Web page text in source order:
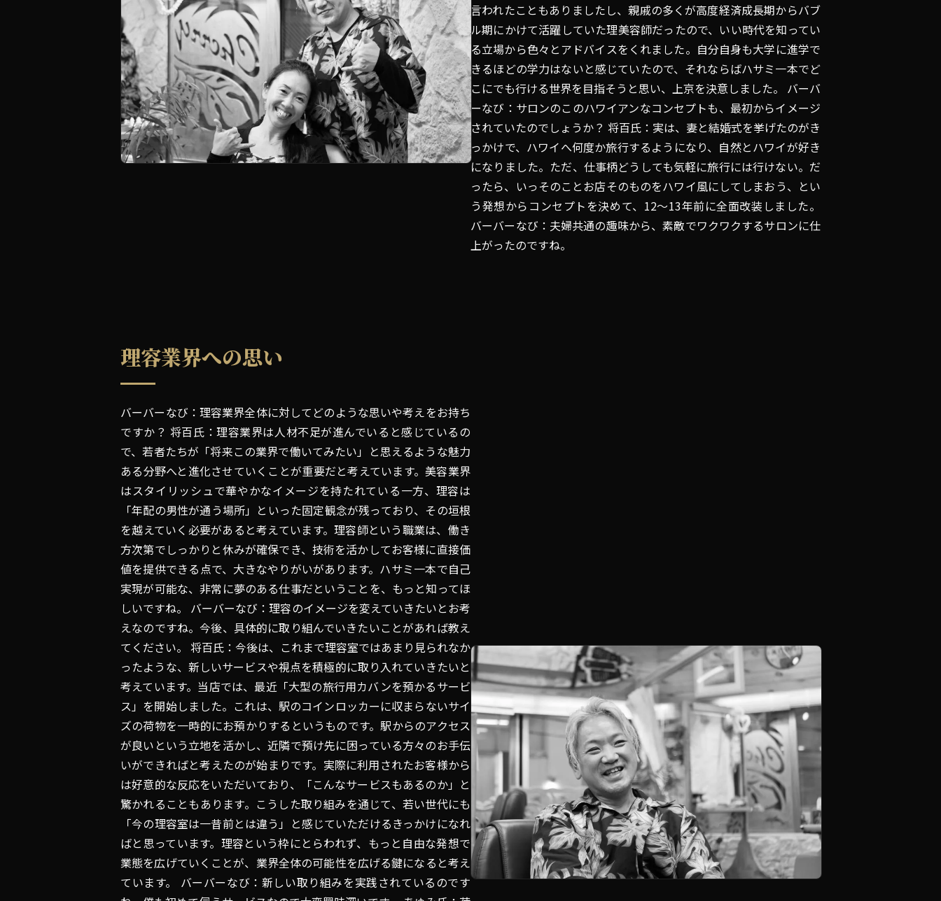
言われたこともありましたし、親戚の多くが高度経済成長期からバブ
ル期にかけて活躍していた理美容師だったので、いい時代を知ってい
る立場から色々とアドバイスをくれました。自分自身も大学に進学で
きるほどの学力はないと感じていたので、それならばハサミ一本でど
こにでも行ける世界を目指そうと思い、上京を決意しました。 バーバ
ーなび：サロンのこのハワイアンなコンセプトも、最初からイメージ
されていたのでしょうか？ 将百氏：実は、妻と結婚式を挙げたのがき
っかけで、ハワイへ何度か旅行するようになり、自然とハワイが好き
になりました。ただ、仕事柄どうしても気軽に旅行には行けない。だ
ったら、いっそのことお店そのものをハワイ風にしてしまおう、とい
う発想からコンセプトを決めて、12〜13年前に全面改装しました。
バーバーなび：夫婦共通の趣味から、素敵でワクワクするサロンに仕
上がったのですね。
理容業界への思い
バーバーなび：理容業界全体に対してどのような思いや考えをお持ち
ですか？ 将百氏：理容業界は人材不足が進んでいると感じているの
で、若者たちが「将来この業界で働いてみたい」と思えるような魅力
ある分野へと進化させていくことが重要だと考えています。美容業界
はスタイリッシュで華やかなイメージを持たれている一方、理容は
「年配の男性が通う場所」といった固定観念が残っており、その垣根
を越えていく必要があると考えています。理容師という職業は、働き
方次第でしっかりと休みが確保でき、技術を活かしてお客様に直接価
値を提供できる点で、大きなやりがいがあります。ハサミ一本で自己
実現が可能な、非常に夢のある仕事だということを、もっと知ってほ
しいですね。 バーバーなび：理容のイメージを変えていきたいとお考
えなのですね。今後、具体的に取り組んでいきたいことがあれば教え
てください。 将百氏：今後は、これまで理容室ではあまり見られなか
ったような、新しいサービスや視点を積極的に取り入れていきたいと
考えています。当店では、最近「大型の旅行用カバンを預かるサービ
ス」を開始しました。これは、駅のコインロッカーに収まらないサイ
ズの荷物を一時的にお預かりするというものです。駅からのアクセス
が良いという立地を活かし、近隣で預け先に困っている方々のお手伝
いができればと考えたのが始まりです。実際に利用されたお客様から
は好意的な反応をいただいており、「こんなサービスもあるのか」と
驚かれることもあります。こうした取り組みを通じて、若い世代にも
「今の理容室は一昔前とは違う」と感じていただけるきっかけになれ
ばと思っています。理容という枠にとらわれず、もっと自由な発想で
業態を広げていくことが、業界全体の可能性を広げる鍵になると考え
ています。 バーバーなび：新しい取り組みを実践されているのです